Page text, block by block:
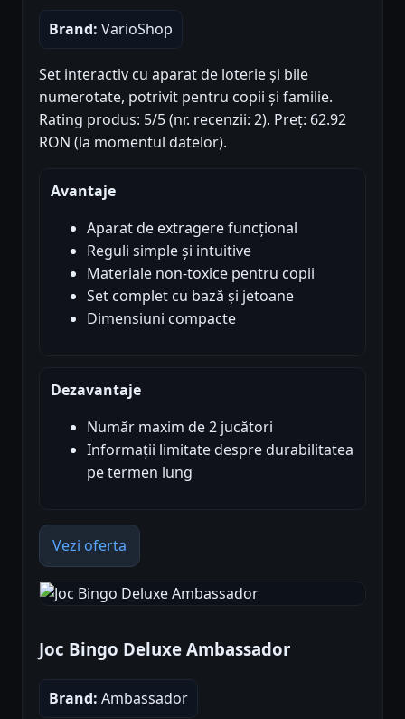
Brand: VarioShop
Set interactiv cu aparat de loterie și bile
numerotate, potrivit pentru copii și familie.
Rating produs: 5/5 (nr. recenzii: 2). Preț: 62.92
RON (la momentul datelor).
Avantaje
Aparat de extragere funcțional
Reguli simple și intuitive
Materiale non-toxice pentru copii
Set complet cu bază și jetoane
Dimensiuni compacte
Dezavantaje
Număr maxim de 2 jucători
Informații limitate despre durabilitatea
pe termen lung
Vezi oferta
Joc Bingo Deluxe Ambassador
Brand: Ambassador